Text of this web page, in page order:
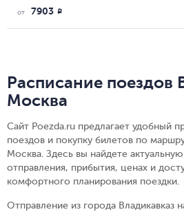
от 7903 R
Расписание поездов
Москва
Сайт Poezda.ru предлагает удобный
поездов и покупку билетов по
Москва. Здесь вы найдете
отправления, прибытия, ценах и
комфортного планирования поездки.
Отправление из города Владикавказ